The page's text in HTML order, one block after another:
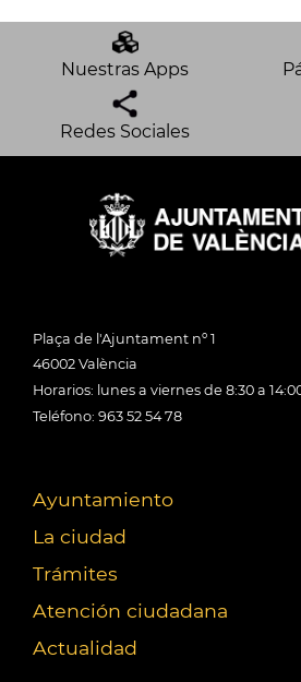
Nuestras Apps
Redes Sociales
Plaça de l'Ajuntament nº 1
46002 València
Horarios: lunes a viernes de 8:30 a
Teléfono: 963 52 54 78
Ayuntamiento
La ciudad
Trámites
Atención ciudadana
Actualidad